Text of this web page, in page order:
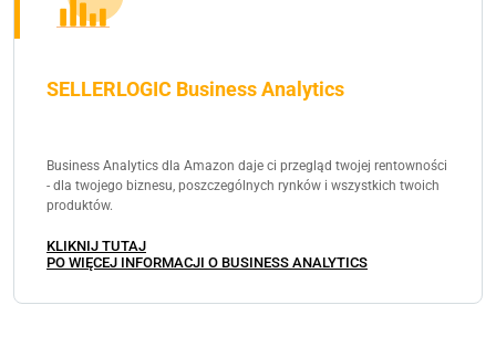
SELLERLOGIC Business Analytics
Business Analytics dla Amazon daje ci przegląd twojej rentowności
- dla twojego biznesu, poszczególnych rynków i wszystkich twoich
produktów.
KLIKNIJ TUTAJ
PO WIĘCEJ INFORMACJI O BUSINESS ANALYTICS